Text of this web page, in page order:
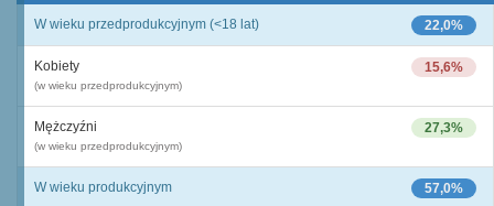
22,0%
W wieku przedprodukcyjnym (<18 lat)
15,6%
Kobiety
(w wieku przedprodukcyjnym)
27,3%
Mężczyźni
(w wieku przedprodukcyjnym)
57,0%
W wieku produkcyjnym